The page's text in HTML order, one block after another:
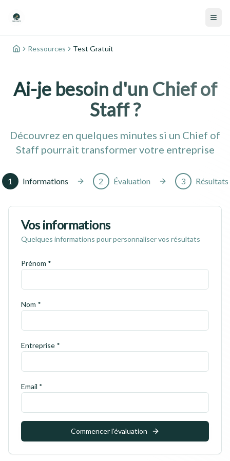
AccueilRessources Test Gratuit
Ai-je besoin d'un Chief of
Staff ?
Découvrez en quelques minutes si un Chief of
Staff pourrait transformer votre entreprise
1 Informations 2 Évaluation 3 Résultats
Vos informations
Quelques informations pour personnaliser vos résultats
Prénom *
Nom *
Entreprise *
Email *
Commencer l'évaluation